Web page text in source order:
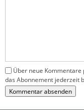
Über neue Kommentare
das Abonnement jederzeit
Kommentar absenden